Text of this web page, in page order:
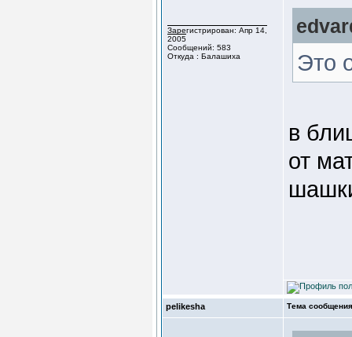
Зарегистрирован: Апр 14,
2005
Сообщений: 583
Откуда : Балашиха
Это
в
от
pelikesha Тема